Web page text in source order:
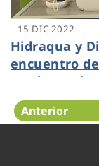
15 DIC 2022
Hidraqua y
encuentro
Inndromeda
Anterior